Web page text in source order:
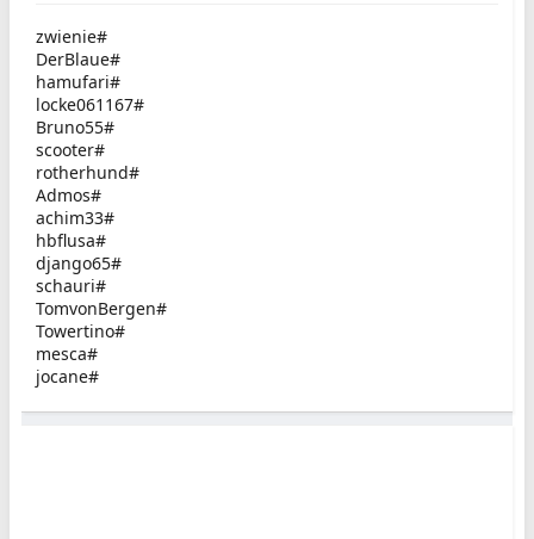
zwienie#
DerBlaue#
hamufari#
locke061167#
Bruno55#
scooter#
rotherhund#
Admos#
achim33#
hbflusa#
django65#
schauri#
TomvonBergen#
Towertino#
mesca#
jocane#